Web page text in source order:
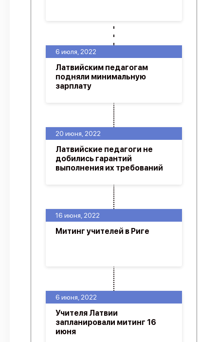
6 июня, 2022
Учителя Латвии
запланировали митинг 16
июня
16 июня, 2022
Митинг учителей в Риге
20 июня, 2022
Латвийские педагоги не
добились гарантий
выполнения их требований
6 июля, 2022
Латвийским педагогам
подняли минимальную
зарплату